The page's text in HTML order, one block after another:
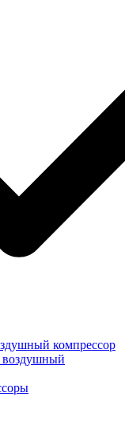
компрессор
воздушный